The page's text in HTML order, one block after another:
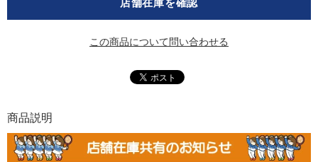
この商品について問い合わせる
商品説明